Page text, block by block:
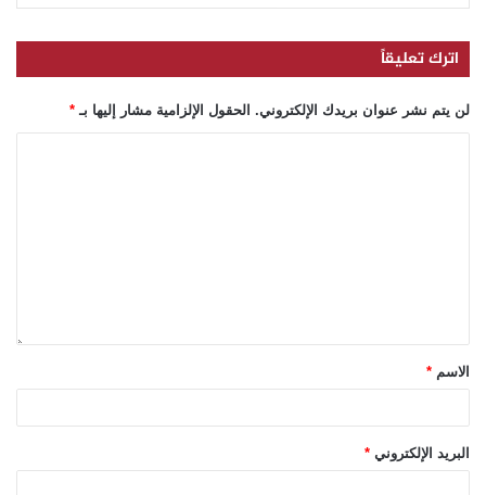
اترك تعليقاً
لن يتم نشر عنوان بريدك الإلكتروني. الحقول الإلزامية مشار إليها بـ *
الاسم *
البريد الإلكتروني *